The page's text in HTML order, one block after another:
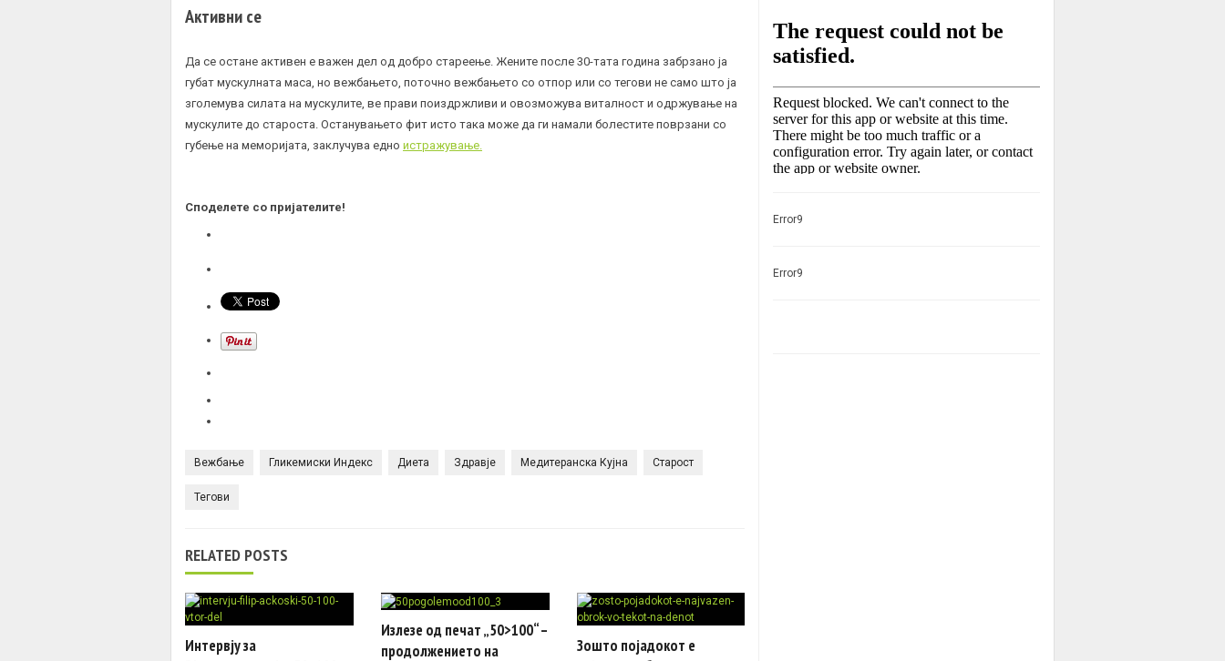
Активни се
Да се остане активен е важен дел од добро стареење. Жените после 30-тата година забрзано ја
губат мускулната маса, но вежбањето, поточно вежбањето со отпор или со тегови не само што ја
зголемува силата на мускулите, ве прави поиздржливи и овозможува виталност и одржување на
мускулите до староста. Останувањето фит исто така може да ги намали болестите поврзани со
губење на меморијата, заклучува едно истражување.
Споделете со пријателите!
Вежбање Гликемиски Индекс Диета Здравје Медитеранска Кујна Старост
Тегови
RELATED POSTS
Интервју за
Излезе од печат „50>100“ –
продолжението на
Зошто појадокот е
Error9
Error9